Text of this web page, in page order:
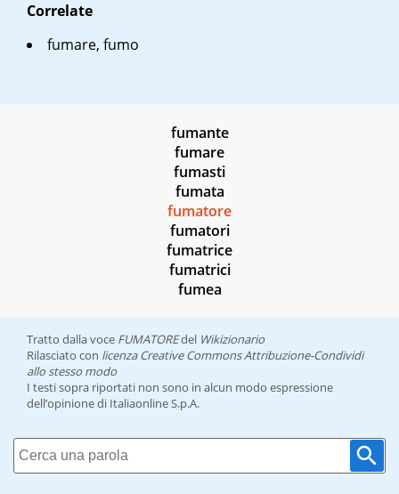
Correlate
fumare, fumo
fumante
fumare
fumasti
fumata
fumatore
fumatori
fumatrice
fumatrici
fumea
Tratto dalla voce FUMATOREdel Wikizionario
Rilasciato con licenza Creative Commons Attribuzione-Condividi
allo stesso modo
I testi sopra riportati non sono in alcun modo espressione
dell’opinione di Italiaonline S.p.A.